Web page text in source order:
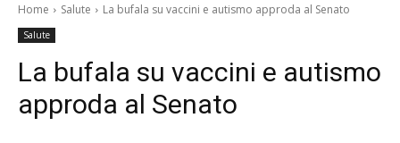
Home Salute La bufala su vaccini e autismo approda al Senato
Salute
La bufala su vaccini e autismo
approda al Senato